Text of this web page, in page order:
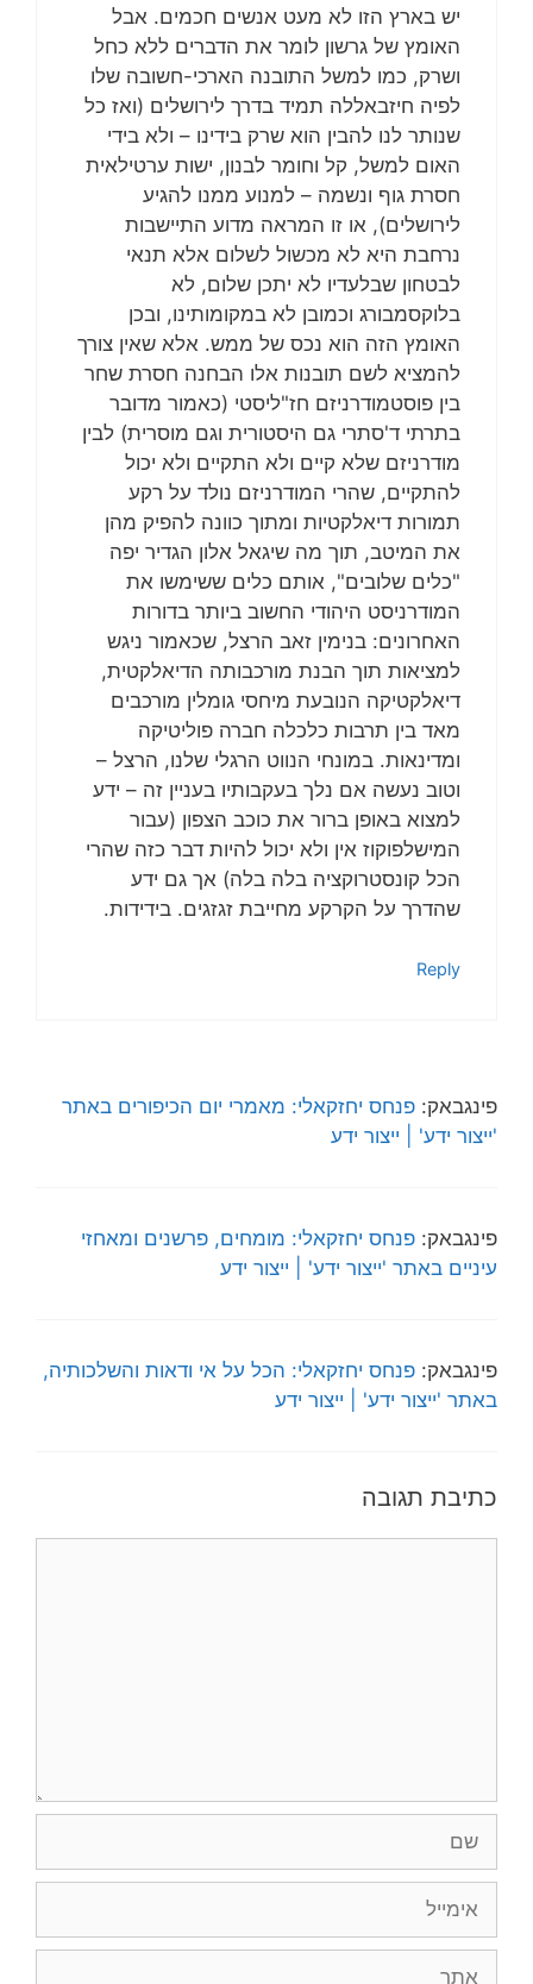
יש בארץ הזו לא מעט אנשים חכמים. אבל
האומץ של גרשון לומר את הדברים ללא כחל
ושרק, כמו למשל התובנה הארכי-חשובה שלו
לפיה חיזבאללה תמיד בדרך לירושלים (ואז כל
שנותר לנו להבין הוא שרק בידינו – ולא בידי
האום למשל, קל וחומר לבנון, ישות ערטילאית
חסרת גוף ונשמה – למנוע ממנו להגיע
לירושלים), או זו המראה מדוע התיישבות
נרחבת היא לא מכשול לשלום אלא תנאי
לבטחון שבלעדיו לא יתכן שלום, לא
בלוקסמבורג וכמובן לא במקומותינו, ובכן
האומץ הזה הוא נכס של ממש. אלא שאין צורך
להמציא לשם תובנות אלו הבחנה חסרת שחר
בין פוסטמודרניזם חז"ליסטי (כאמור מדובר
בתרתי ד'סתרי גם היסטורית וגם מוסרית) לבין
מודרניזם שלא קיים ולא התקיים ולא יכול
להתקיים, שהרי המודרניזם נולד על רקע
תמורות דיאלקטיות ומתוך כוונה להפיק מהן
את המיטב, תוך מה שיגאל אלון הגדיר יפה
"כלים שלובים", אותם כלים ששימשו את
המודרניסט היהודי החשוב ביותר בדורות
האחרונים: בנימין זאב הרצל, שכאמור ניגש
למציאות תוך הבנת מורכבותה הדיאלקטית,
דיאלקטיקה הנובעת מיחסי גומלין מורכבים
מאד בין תרבות כלכלה חברה פוליטיקה
ומדינאות. במונחי הנווט הרגלי שלנו, הרצל –
וטוב נעשה אם נלך בעקבותיו בעניין זה – ידע
למצוא באופן ברור את כוכב הצפון (עבור
המישלפוקוז אין ולא יכול להיות דבר כזה שהרי
הכל קונסטרוקציה בלה בלה) אך גם ידע
שהדרך על הקרקע מחייבת זגזגים. בידידות.
Reply
פינגבאק: פנחס יחזקאלי: מאמרי יום הכיפורים באתר
'ייצור ידע' | ייצור ידע
פינגבאק: פנחס יחזקאלי: מומחים, פרשנים ומאחזי
עיניים באתר 'ייצור ידע' | ייצור ידע
פינגבאק: פנחס יחזקאלי: הכל על אי ודאות והשלכותיה,
באתר 'ייצור ידע' | ייצור ידע
כתיבת תגובה